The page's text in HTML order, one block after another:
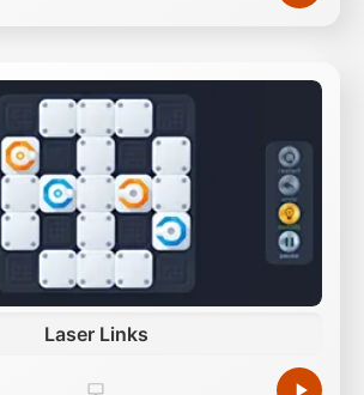
Laser Links